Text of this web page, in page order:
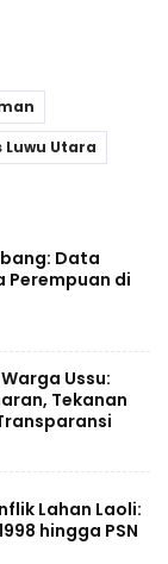
Luwu Utara
Data
Perempuan di
Ussu:
Tekanan
Lahan Laoli:
hingga PSN